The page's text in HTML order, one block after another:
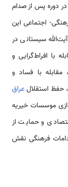
دوره پس از صدام
اجتماعی این
سیستانی در
با افراط‌گرایی و
با فساد و
حفظ استقلالعراق
موسسات خیریه
و حمایت از
فرهنگی نقش